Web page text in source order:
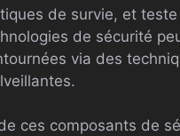
de survie, et teste
de sécurité
via des
ces composants de